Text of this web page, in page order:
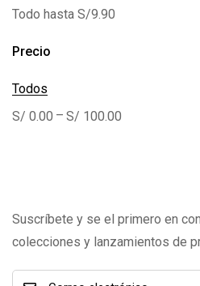
Todo hasta S/9.90
Precio
Todos
S/ 0.00 – S/ 100.00
Suscríbete y se el primero en
colecciones y lanzamientos de